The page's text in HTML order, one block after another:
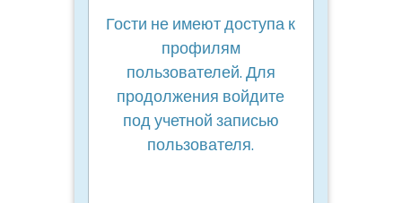
Гости не имеют доступа к
профилям
пользователей. Для
продолжения войдите
под учетной записью
пользователя.